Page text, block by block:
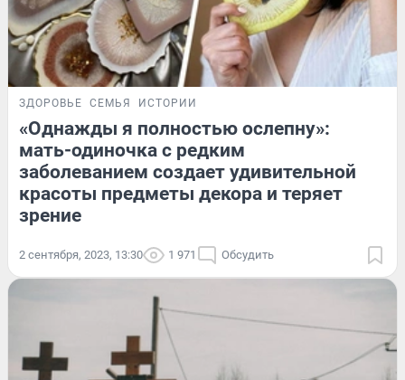
ЗДОРОВЬЕ СЕМЬЯ ИСТОРИИ
«Однажды я полностью ослепну»:
мать-одиночка с редким
заболеванием создает удивительной
красоты предметы декора и теряет
зрение
2 сентября, 2023, 13:30 1 971 Обсудить